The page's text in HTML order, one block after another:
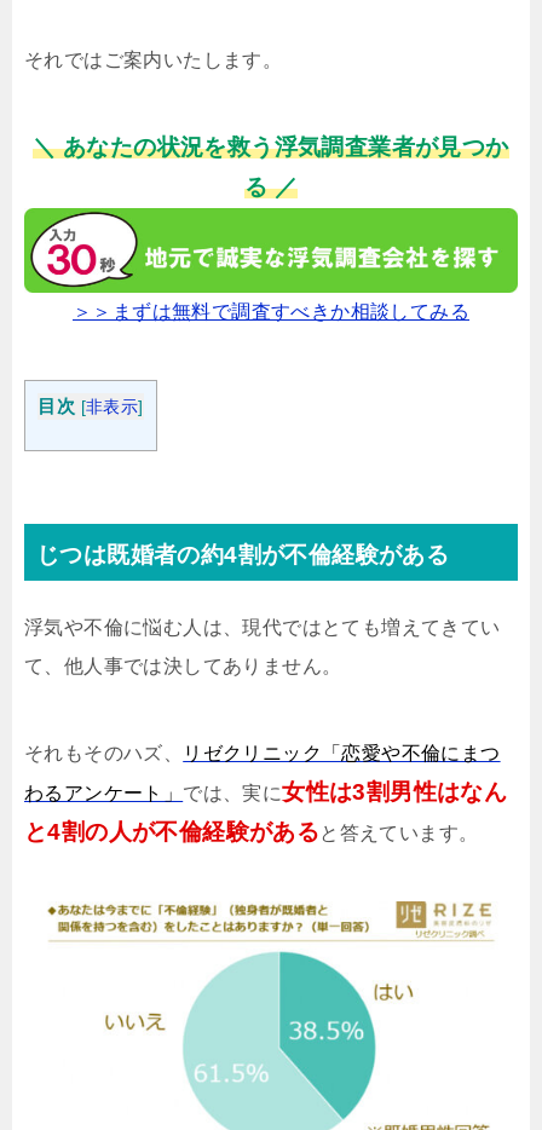
それではご案内いたします。
＼ あなたの状況を救う浮気調査業者が見つか
る ／
＞＞まずは無料で調査すべきか相談してみる
目次 [非表示]
じつは既婚者の約4割が不倫経験がある
浮気や不倫に悩む人は、現代ではとても増えてきてい
て、他人事では決してありません。
それもそのハズ、
リゼクリニック「恋愛や不倫にまつ
わるアンケート」 では、実に女性は3割男性はなん
と4割の人が不倫経験があると答えています。